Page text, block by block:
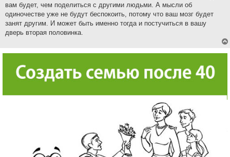
вам будет, чем поделиться с другими людьми. А мысли об
одиночестве уже не будут беспокоить, потому что ваш мозг будет
занят другим. И может быть именно тогда и постучиться в вашу
дверь вторая половинка.